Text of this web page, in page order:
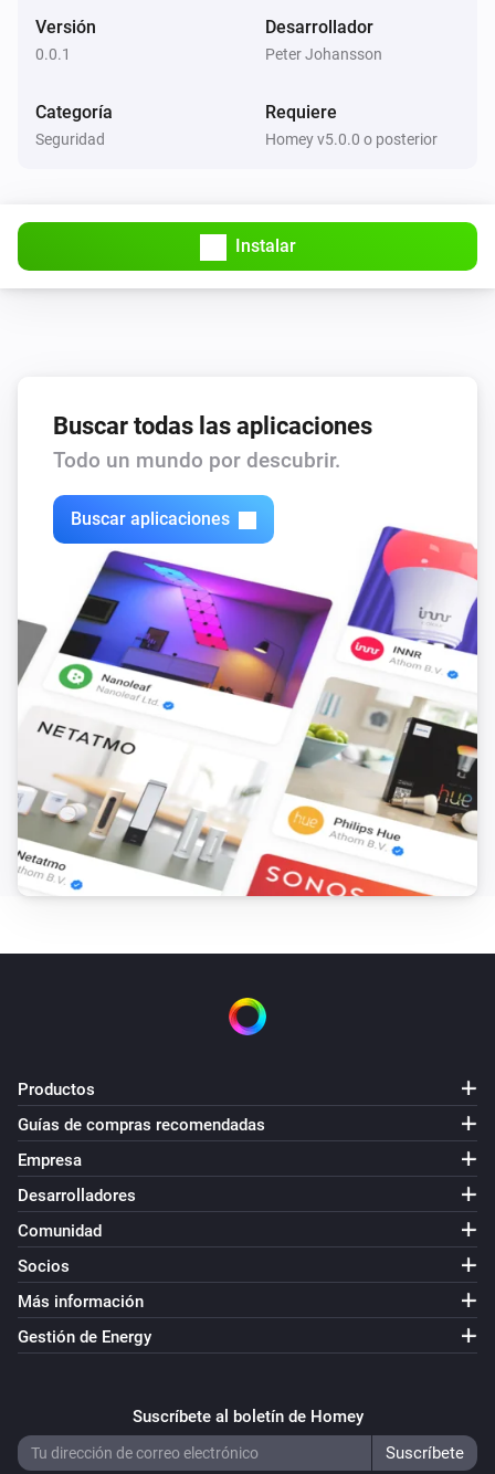
Versión
0.0.1
Desarrollador
Peter Johansson
Categoría
Seguridad
Requiere
Homey v5.0.0 o posterior
Instalar
Buscar todas las aplicaciones
Todo un mundo por descubrir.
Buscar aplicaciones
Productos
Guías de compras recomendadas
Empresa
Desarrolladores
Comunidad
Socios
Más información
Gestión de Energy
Suscríbete al boletín de Homey